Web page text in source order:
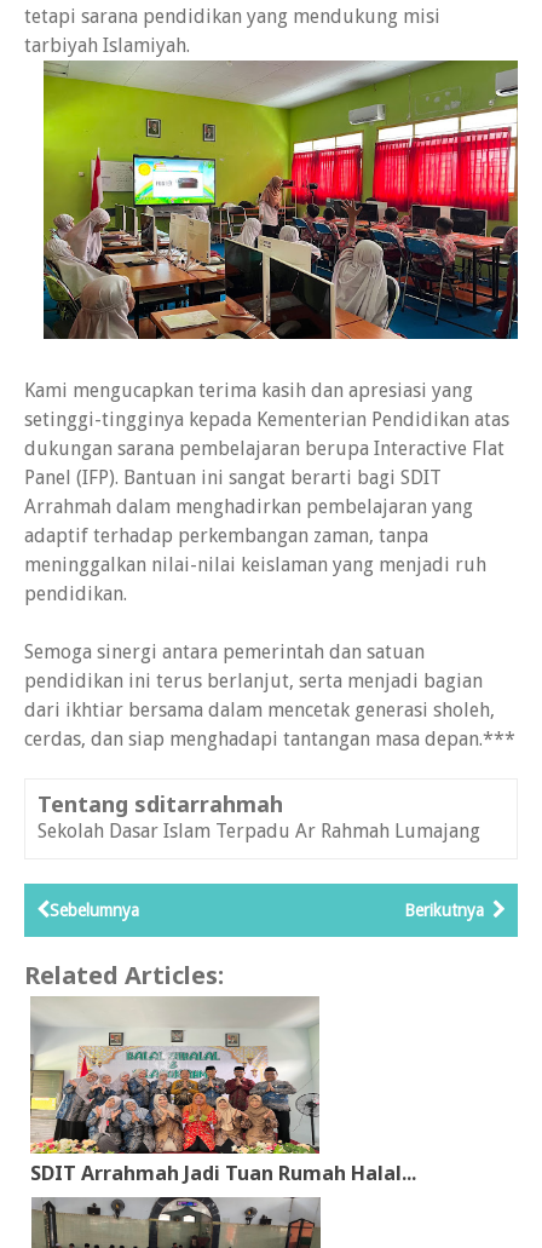
tetapi sarana pendidikan yang mendukung misi
tarbiyah Islamiyah.
Kami mengucapkan terima kasih dan apresiasi yang
setinggi-tingginya kepada Kementerian Pendidikan atas
dukungan sarana pembelajaran berupa Interactive Flat
Panel (IFP). Bantuan ini sangat berarti bagi SDIT
Arrahmah dalam menghadirkan pembelajaran yang
adaptif terhadap perkembangan zaman, tanpa
meninggalkan nilai-nilai keislaman yang menjadi ruh
pendidikan.
Semoga sinergi antara pemerintah dan satuan
pendidikan ini terus berlanjut, serta menjadi bagian
dari ikhtiar bersama dalam mencetak generasi sholeh,
cerdas, dan siap menghadapi tantangan masa depan.***
Tentang sditarrahmah
Sekolah Dasar Islam Terpadu Ar Rahmah Lumajang
Berikutnya
Sebelumnya
Related Articles:
SDIT Arrahmah Jadi Tuan Rumah Halal...